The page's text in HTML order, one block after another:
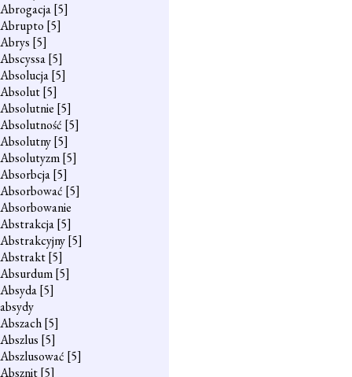
Abrogacja[5]
Abrupto [5]
Abrys [5]
Abscyssa[5]
Absolucja[5]
Absolut[5]
Absolutnie [5]
Absolutność [5]
Absolutny[5]
Absolutyzm[5]
Absorbcja[5]
Absorbować [5]
Absorbowanie
Abstrakcja[5]
Abstrakcyjny[5]
Abstrakt[5]
Absurdum[5]
Absyda[5]
absydy
Abszach[5]
Abszlus [5]
Abszlusować [5]
Absznit[5]